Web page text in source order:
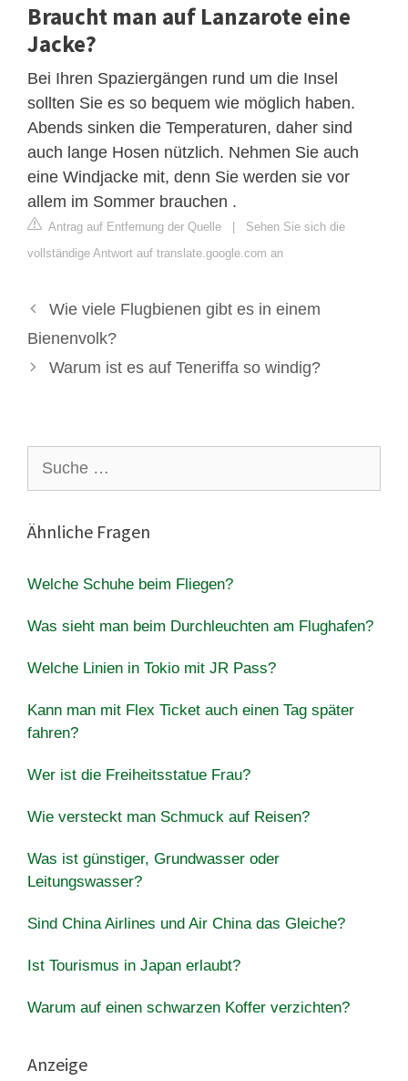
Braucht man auf Lanzarote eine
Jacke?
Bei Ihren Spaziergängen rund um die Insel
sollten Sie es so bequem wie möglich haben.
Abends sinken die Temperaturen, daher sind
auch lange Hosen nützlich. Nehmen Sie auch
eine Windjacke mit, denn Sie werden sie vor
allem im Sommer brauchen .
Antrag auf Entfernung der Quelle | Sehen Sie sich die
vollständige Antwort auf translate.google.com an
Wie viele Flugbienen gibt es in einem
Bienenvolk?
Warum ist es auf Teneriffa so windig?
nach:
Ähnliche Fragen
Welche Schuhe beim Fliegen?
Was sieht man beim Durchleuchten am Flughafen?
Welche Linien in Tokio mit JR Pass?
Kann man mit Flex Ticket auch einen Tag später
fahren?
Wer ist die Freiheitsstatue Frau?
Wie versteckt man Schmuck auf Reisen?
Was ist günstiger, Grundwasser oder
Leitungswasser?
Sind China Airlines und Air China das Gleiche?
Ist Tourismus in Japan erlaubt?
Warum auf einen schwarzen Koffer verzichten?
Anzeige